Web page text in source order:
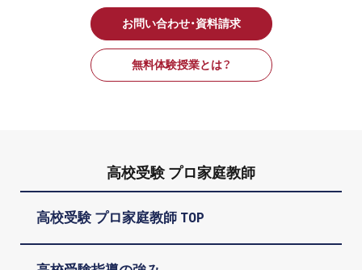
お問い合わせ・資料請求
無料体験授業とは？
高校受験 プロ家庭教師
高校受験 プロ家庭教師 TOP